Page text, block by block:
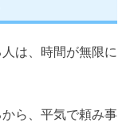
は、時間が無限に
ら、平気で頼み事